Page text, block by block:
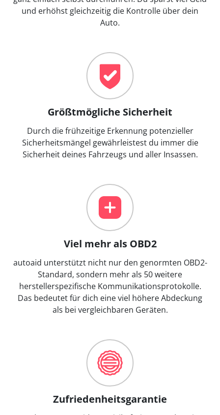
und erhöhst gleichzeitig die Kontrolle über dein
Auto.
Größtmögliche Sicherheit
Durch die frühzeitige Erkennung potenzieller
Sicherheitsmängel gewährleistest du immer die
Sicherheit deines Fahrzeugs und aller Insassen.
Viel mehr als OBD2
autoaid unterstützt nicht nur den genormten OBD2-
Standard, sondern mehr als 50 weitere
herstellerspezifische Kommunikationsprotokolle.
Das bedeutet für dich eine viel höhere Abdeckung
als bei vergleichbaren Geräten.
Zufriedenheitsgarantie